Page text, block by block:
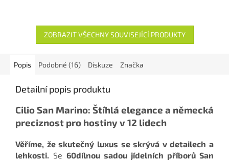
ZOBRAZIT VŠECHNY SOUVISEJÍCÍ PRODUKTY
Popis Podobné (16) Diskuze Značka
Detailní popis produktu
Cilio San Marino: Štíhlá elegance a německá
preciznost pro hostiny v 12 lidech
Věříme, že skutečný luxus se skrývá v detailech a
lehkosti. Se 60dílnou sadou jídelních příborů San